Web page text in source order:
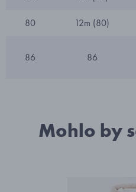
80 12m (80)
86 86
Mohlo by